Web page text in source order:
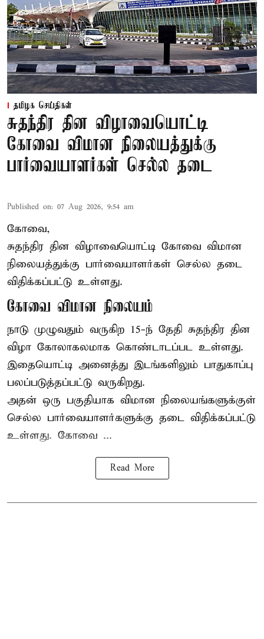
தமிழக செய்திகள்
சுதந்திர தின விழாவையொட்டி
கோவை விமான நிலையத்துக்கு
பார்வையாளர்கள் செல்ல தடை
Published on: 07 Aug 2026, 9:54 am
கோவை,
சுதந்திர தின விழாவையொட்டி கோவை விமான
நிலையத்துக்கு பார்வையாளர்கள் செல்ல தடை
விதிக்கப்பட்டு உள்ளது.
கோவை விமான நிலையம்
நாடு முழுவதும் வருகிற 15-ந் தேதி சுதந்திர தின
விழா கோலாகலமாக கொண்டாடப்பட உள்ளது.
இதையொட்டி அனைத்து இடங்களிலும் பாதுகாப்பு
பலப்படுத்தப்பட்டு வருகிறது.
அதன் ஒரு பகுதியாக விமான நிலையங்களுக்குள்
செல்ல பார்வையாளர்களுக்கு தடை விதிக்கப்பட்டு
உள்ளது. கோவை ...
Read More